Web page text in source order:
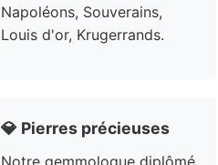
Napoléons, Souverains,
Louis d'or, Krugerrands.
💎 Pierres précieuses